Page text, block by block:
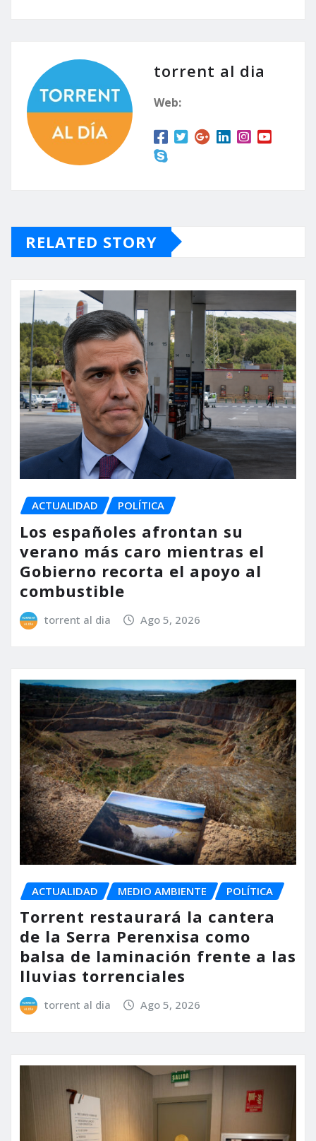
torrent al dia
Web:
RELATED STORY
ACTUALIDAD POLÍTICA
Los españoles afrontan su
verano más caro mientras el
Gobierno recorta el apoyo al
combustible
torrent al dia Ago 5, 2026
ACTUALIDAD MEDIO AMBIENTE POLÍTICA
Torrent restaurará la cantera
de la Serra Perenxisa como
balsa de laminación frente a las
lluvias torrenciales
torrent al dia Ago 5, 2026